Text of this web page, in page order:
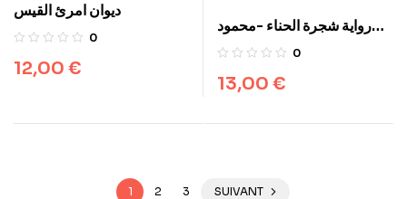
ديوان امرئ القيس
0
12,00 €
رواية شجرة الحناء -محمود
توفيق -دار البشير
0
13,00 €
1 2 3 SUIVANT